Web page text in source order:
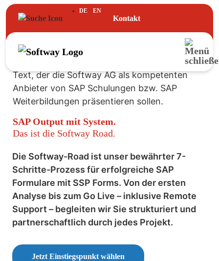
DE EN
Kontakt
SAP Output mit System.
Das ist die Softway Road.
Die Softway-Road ist unser bewährter 7-
Schritte-Prozess für erfolgreiche SAP
Formulare mit SSP Forms. Von der ersten
Analyse bis zum Go Live – inklusive Remote
Support – begleiten wir Sie strukturiert und
partnerschaftlich durch jedes Projekt.
Jetzt Einstiegspunkt wählen